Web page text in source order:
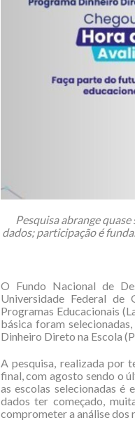
Pesquisa abrange
dados; participação é
O Fundo Nacional de
Universidade Federal de
Programas Educacionais
básica foram
Dinheiro Direto na Escola
A pesquisa, realizada por
final, com agosto sendo o
as escolas selecionadas é
dados ter começado,
comprometer a análise dos